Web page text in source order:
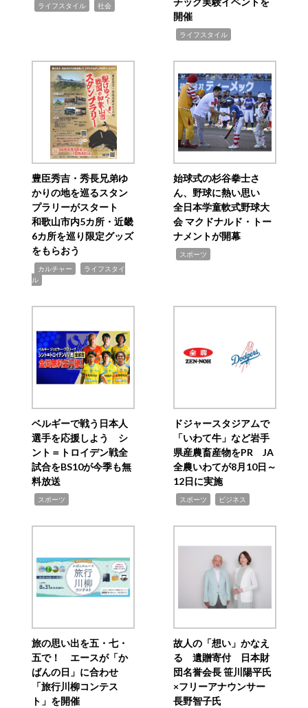
ライフスタイル 社会
開催
ライフスタイル
豊臣秀吉・秀長兄弟ゆ
かりの地を巡るスタン
プラリーがスタート
和歌山市内5カ所・近畿
6カ所を巡り限定グッズ
をもらおう
カルチャー
ライフスタイ
ル
始球式の杉谷拳士さ
ん、野球に熱い思い
全日本学童軟式野球大
会 マクドナルド・トー
ナメントが開幕
スポーツ
ベルギーで戦う日本人
選手を応援しよう シ
ント＝トロイデン戦全
試合をBS10が今季も無
料放送
スポーツ
ドジャースタジアムで
「いわて牛」など岩手
県産農畜産物をPR JA
全農いわてが8月10日～
12日に実施
スポーツ ビジネス
旅の思い出を五・七・
五で！ エースが「か
ばんの日」に合わせ
「旅行川柳コンテス
ト」を開催
故人の「想い」かなえ
る 遺贈寄付 日本財
団名誉会長 笹川陽平氏
×フリーアナウンサー
長野智子氏